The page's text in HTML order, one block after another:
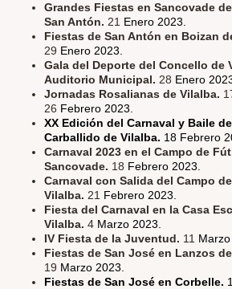
Grandes Fiestas en Sancovade
San Antón. 21 Enero 2023.
Fiestas de San Antón en Boizan
29 Enero 2023.
Gala del Deporte del Concello de
Auditorio Municipal. 28 Enero
Jornadas Rosalianas de Vilalba.
26 Febrero 2023.
XX Edición del Carnaval y Baile
Carballido de Vilalba. 18 Febrero
Carnaval 2023 en el Campo de
Sancovade. 18 Febrero 2023.
Carnaval con Salida del Campo
Vilalba. 21 Febrero 2023.
Fiesta del Carnaval en la Casa
Vilalba. 4 Marzo 2023.
IV Fiesta de la Juventud. 11
Fiestas de San José en Lanzos
19 Marzo 2023.
Fiestas de San José en Corbelle.